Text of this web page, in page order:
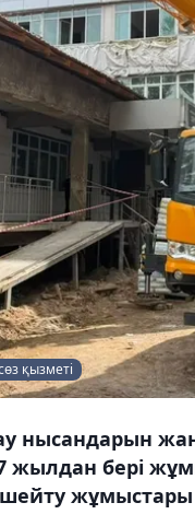
қызметі
нысандарын
жылдан бері
жұмыстары